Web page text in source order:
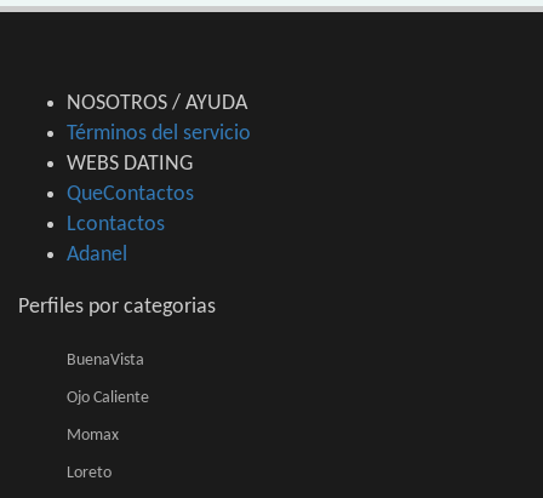
NOSOTROS / AYUDA
Términos del servicio
WEBS DATING
QueContactos
Lcontactos
Adanel
Perfiles por categorias
BuenaVista
Ojo Caliente
Momax
Loreto